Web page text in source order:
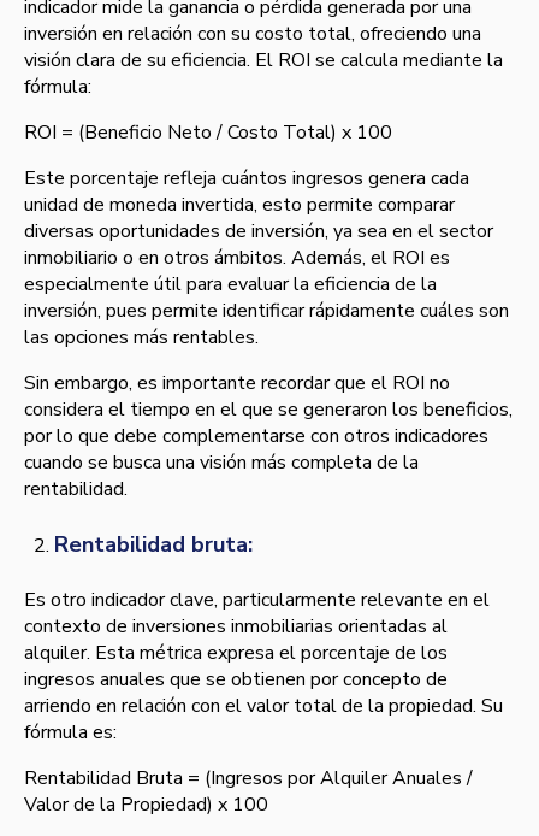
indicador mide la ganancia o pérdida generada por una
inversión en relación con su costo total, ofreciendo una
visión clara de su eficiencia. El ROI se calcula mediante la
fórmula:
ROI = (Beneficio Neto / Costo Total) x 100
Este porcentaje refleja cuántos ingresos genera cada
unidad de moneda invertida, esto permite comparar
diversas oportunidades de inversión, ya sea en el sector
inmobiliario o en otros ámbitos. Además, el ROI es
especialmente útil para evaluar la eficiencia de la
inversión, pues permite identificar rápidamente cuáles son
las opciones más rentables.
Sin embargo, es importante recordar que el ROI no
considera el tiempo en el que se generaron los beneficios,
por lo que debe complementarse con otros indicadores
cuando se busca una visión más completa de la
rentabilidad.
Rentabilidad bruta:
Es otro indicador clave, particularmente relevante en el
contexto de inversiones inmobiliarias orientadas al
alquiler. Esta métrica expresa el porcentaje de los
ingresos anuales que se obtienen por concepto de
arriendo en relación con el valor total de la propiedad. Su
fórmula es:
Rentabilidad Bruta = (Ingresos por Alquiler Anuales /
Valor de la Propiedad) x 100